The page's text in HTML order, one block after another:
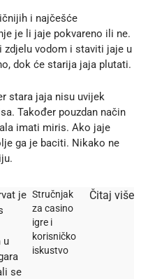
i najčešće
je li jaje pokvareno ili ne.
zdjelu vodom i staviti jaje u
dok će starija jaja plutati.
stara jaja nisu uvijek
Također pouzdan način
imati miris. Ako jaje
ga je baciti. Nikako ne
je
u
se
Stručnjak
za casino
igre i
korisničko
iskustvo
Čitaj više